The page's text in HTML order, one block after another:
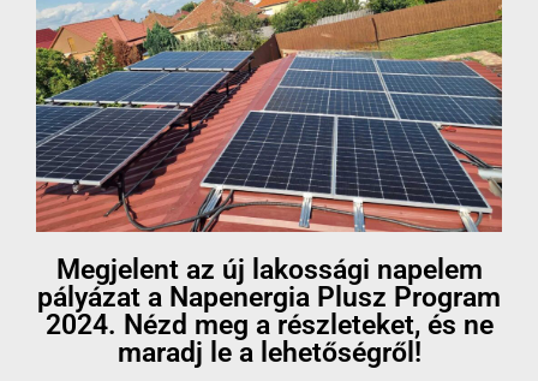
Megjelent az új lakossági napelem
pályázat a Napenergia Plusz Program
2024. Nézd meg a részleteket, és ne
maradj le a lehetőségről!